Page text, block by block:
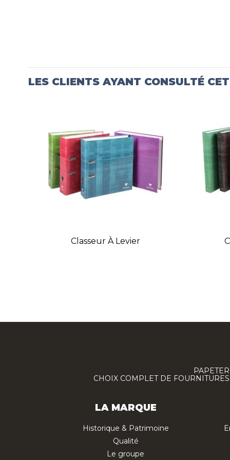
LES CLIENTS AYANT CONSULTÉ
Classeur À Levier
CHOIX COMPLET DE
LA MARQUE
Historique & Patrimoine
Qualité
Le groupe